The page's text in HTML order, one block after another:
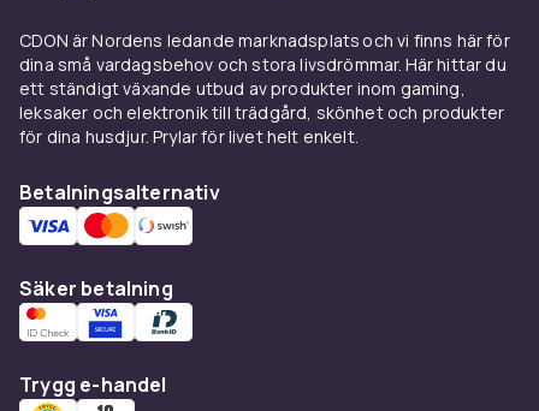
CDON är Nordens ledande marknadsplats och vi finns här för
dina små vardagsbehov och stora livsdrömmar. Här hittar du
ett ständigt växande utbud av produkter inom gaming,
leksaker och elektronik till trädgård, skönhet och produkter
för dina husdjur. Prylar för livet helt enkelt.
Betalningsalternativ
Säker betalning
Trygg e-handel